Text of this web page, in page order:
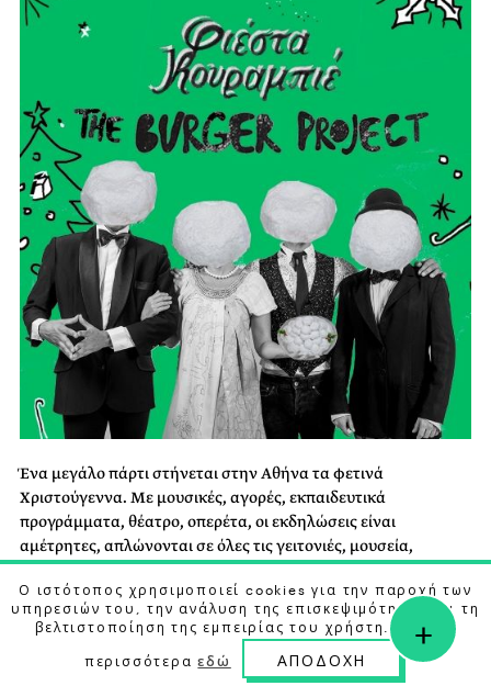
Ένα μεγάλο πάρτι στήνεται στην Αθήνα τα φετινά
Χριστούγεννα. Με μουσικές, αγορές, εκπαιδευτικά
προγράμματα, θέατρο, οπερέτα, οι εκδηλώσεις είναι
αμέτρητες, απλώνονται σε όλες τις γειτονιές, μουσεία,
θέατρα, κέντρα τεχνών, πολιτιστικά κέντρα, καλούν μικρούς
και μεγάλους σε δράσεις με γιορτινό χρώμα που θα θυμούνται
για καιρό. Το σύνθημα της μεγάλης γιορτής στην πόλη δόθηκε
την 1η Δεκεμβρίου με τη φωταγώγηση του
χριστουγεννιάτικου δέντρου στην πλατεία Συντάγματος και
θα ολοκληρωθεί στις 7 Ιανουαρίου. Αξίζει να ρίξετε μια ματιά
Ο ιστότοπος χρησιμοποιεί cookies για την παροχή των
υπηρεσιών του, την ανάλυση της επισκεψιμότητας και τη
βελτιστοποίηση της εμπειρίας του χρήστη. Μάθετε
περισσότεραεδώ ΑΠΟΔΟΧΗ
+